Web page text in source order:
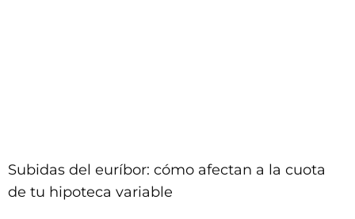
Subidas del euríbor: cómo afectan a la cuota
de tu hipoteca variable